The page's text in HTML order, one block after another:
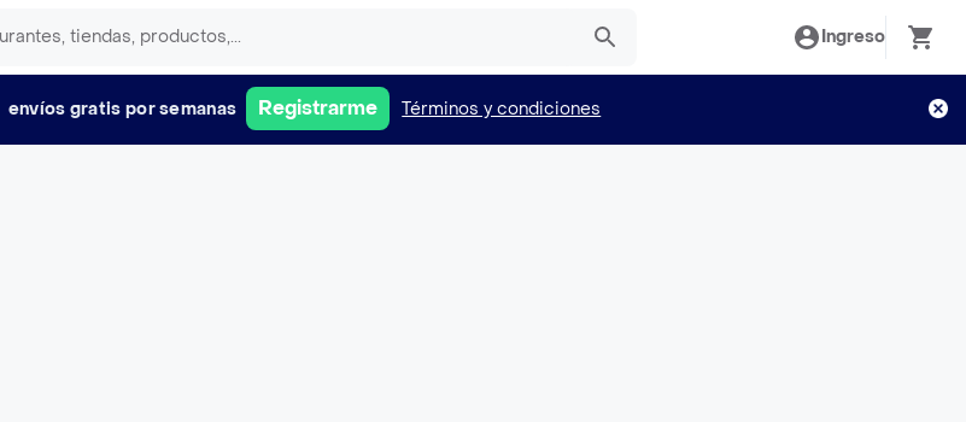
Ingreso
envíos gratis por semanas Registrarme Términos y condiciones